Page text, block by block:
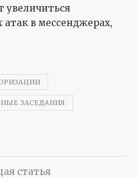
увеличиться
в мессенджерах,
ЗАСЕДАНИЯ
статья